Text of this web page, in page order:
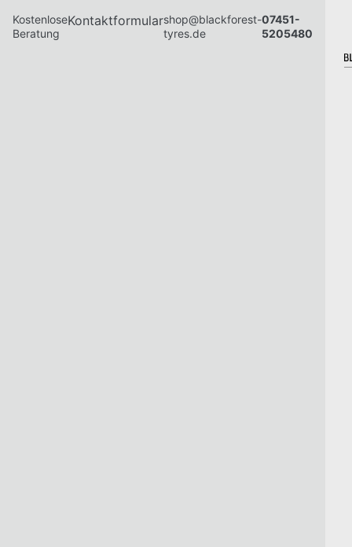
Kostenlose
Beratung
Kontaktformularshop@blackforest-
tyres.de
07451-
5205480